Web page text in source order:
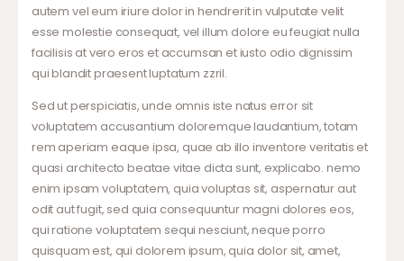
autem vel eum iriure dolor in hendrerit in vulputate velit
esse molestie consequat, vel illum dolore eu feugiat nulla
facilisis at vero eros et accumsan et iusto odio dignissim
qui blandit praesent luptatum zzril.
Sed ut perspiciatis, unde omnis iste natus error sit
voluptatem accusantium doloremque laudantium, totam
rem aperiam eaque ipsa, quae ab illo inventore veritatis et
quasi architecto beatae vitae dicta sunt, explicabo. nemo
enim ipsam voluptatem, quia voluptas sit, aspernatur aut
odit aut fugit, sed quia consequuntur magni dolores eos,
qui ratione voluptatem sequi nesciunt, neque porro
quisquam est, qui dolorem ipsum, quia dolor sit, amet,